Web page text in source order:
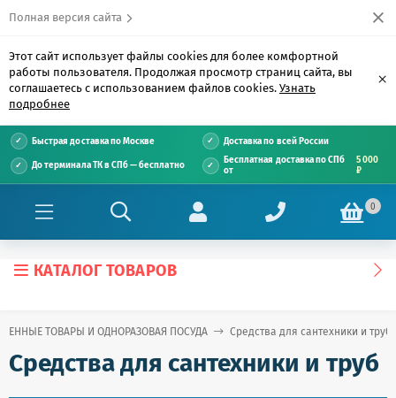
Полная версия сайта
Этот сайт использует файлы cookies для более комфортной
работы пользователя. Продолжая просмотр страниц сайта, вы
соглашаетесь с использованием файлов cookies. Узнать
подробнее
×
Быстрая доставка по Москве Доставка по всей России
До терминала ТК в СПб — бесплатно
Бесплатная доставка по СПб
от
5 000
₽
0
КАТАЛОГ ТОВАРОВ
ТОВАРЫ И ОДНОРАЗОВАЯ ПОСУДА Средства для сантехники и труб
Средства для сантехники и труб